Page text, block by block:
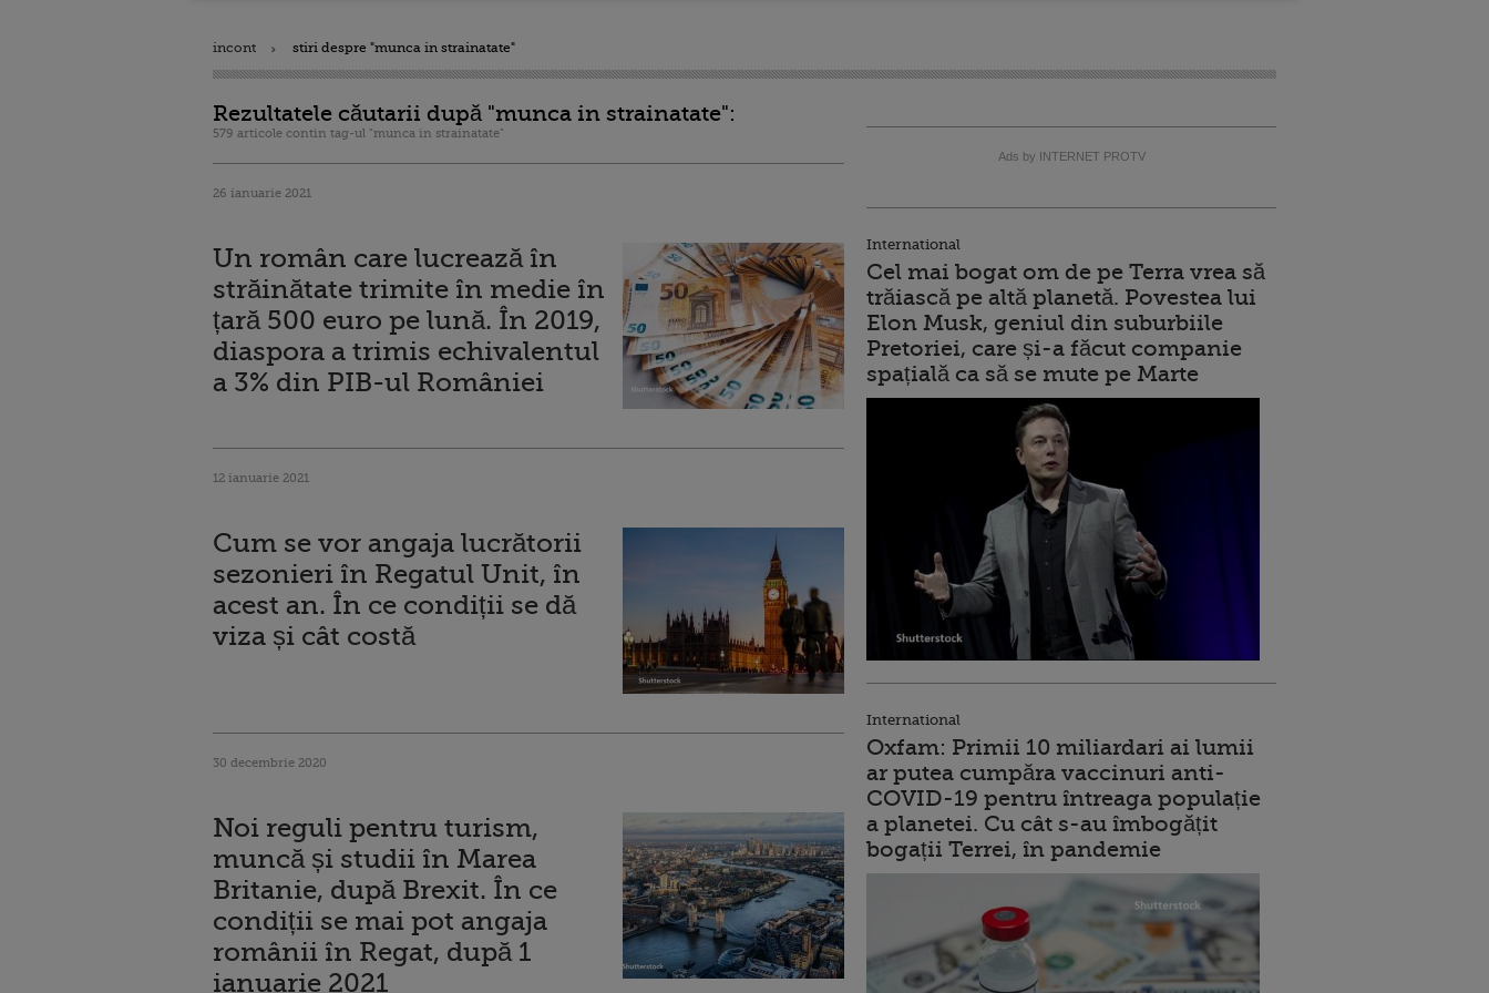
incont stiri despre "munca in strainatate"
Rezultatele căutarii după "munca in strainatate":
579 articole contin tag-ul "munca in strainatate"
26 ianuarie 2021
Un român care lucrează în
străinătate trimite în medie în
țară 500 euro pe lună. În 2019,
diaspora a trimis echivalentul
a 3% din PIB-ul României
12 ianuarie 2021
Cum se vor angaja lucrătorii
sezonieri în Regatul Unit, în
acest an. În ce condiții se dă
viza și cât costă
30 decembrie 2020
Noi reguli pentru turism,
muncă și studii în Marea
Britanie, după Brexit. În ce
condiții se mai pot angaja
românii în Regat, după 1
ianuarie 2021
Ads by INTERNET PROTV
International
Cel mai bogat om de pe Terra vrea să
trăiască pe altă planetă. Povestea lui
Elon Musk, geniul din suburbiile
Pretoriei, care și-a făcut companie
spațială ca să se mute pe Marte
International
Oxfam: Primii 10 miliardari ai lumii
ar putea cumpăra vaccinuri anti-
COVID-19 pentru întreaga populație
a planetei. Cu cât s-au îmbogățit
bogații Terrei, în pandemie